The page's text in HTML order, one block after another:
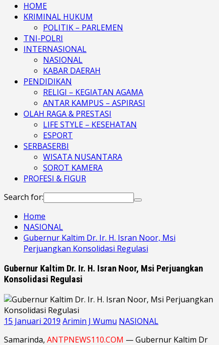
HOME
KRIMINAL HUKUM
POLITIK – PARLEMEN
TNI-POLRI
INTERNASIONAL
NASIONAL
KABAR DAERAH
PENDIDIKAN
RELIGI – KEGIATAN AGAMA
ANTAR KAMPUS – ASPIRASI
OLAH RAGA & PRESTASI
LIFE STYLE – KESEHATAN
ESPORT
SERBASERBI
WISATA NUSANTARA
SOROT KAMERA
PROFESI & FIGUR
Search for:
Home
NASIONAL
Gubernur Kaltim Dr. Ir. H. Isran Noor, Msi
Perjuangkan Konsolidasi Regulasi
Gubernur Kaltim Dr. Ir. H. Isran Noor, Msi Perjuangkan
Konsolidasi Regulasi
15 Januari 2019 Arimin J Wumu NASIONAL
Samarinda, ANTPNEWS110.COM — Gubernur Kaltim Dr